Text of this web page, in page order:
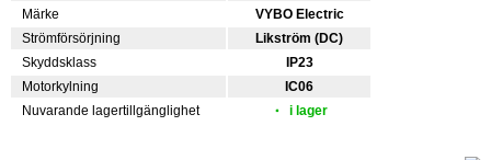
Märke
VYBO Electric
Strömförsörjning
Likström (DC)
Skyddsklass
IP23
Motorkylning
IC06
Nuvarande lagertillgänglighet
i lager